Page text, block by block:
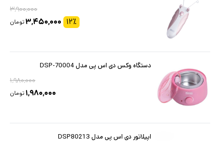
۳,۹۰۰,۰۰۰
۱۲٪ ۳,۴۵۰,۰۰۰تومان
دستگاه وکس دی اس پی مدل DSP-70004
۱,۹۸۰,۰۰۰
۱,۹۸۰,۰۰۰ تومان
اپیلاتور دی اس پی مدل DSP80213